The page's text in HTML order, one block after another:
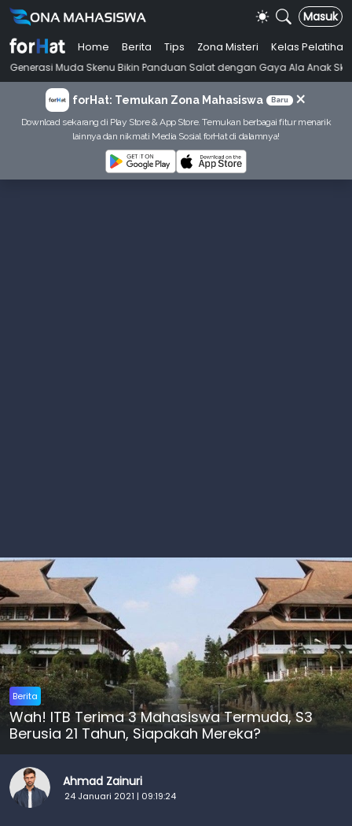
Masuk
Home Berita Tips Zona Misteri
Kelas Pelatihan
Skenu Bikin Panduan Salat dengan Gaya Ala Anak Skena •
forHat: Temukan Zona Mahasiswa Baru ×
Download sekarang di Play Store & App Store. Temukan berbagai fitur menarik
lainnya dan nikmati Media Sosial forHat di dalamnya!
Berita
Wah! ITB Terima 3 Mahasiswa Termuda, S3
Berusia 21 Tahun, Siapakah Mereka?
Ahmad Zainuri
24 Januari 2021 | 09:19:24